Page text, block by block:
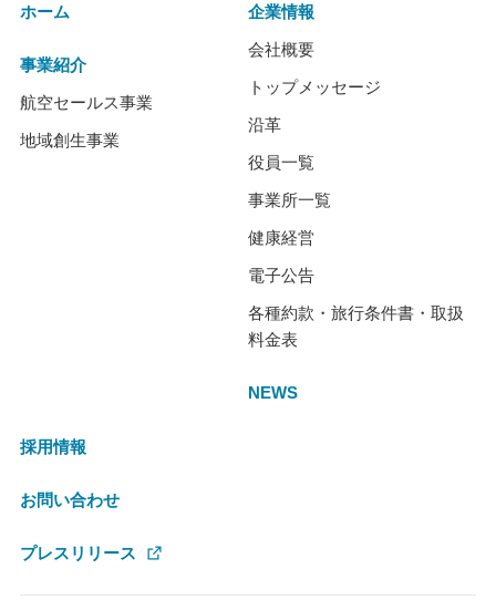
ホーム
事業紹介
航空セールス事業
地域創生事業
企業情報
会社概要
トップメッセージ
沿革
役員一覧
事業所一覧
健康経営
電子公告
各種約款・旅行条件書・取扱
料金表
NEWS
採用情報
お問い合わせ
プレスリリース